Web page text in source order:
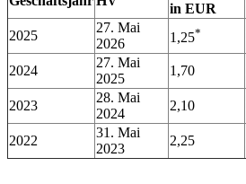
in EUR
2025
27. Mai
2026
1,25*
2024
27. Mai
2025
1,70
2023
28. Mai
2024
2,10
2022
31. Mai
2023
2,25